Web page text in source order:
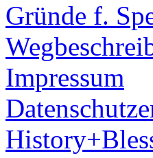
Gründe f.
Impressum